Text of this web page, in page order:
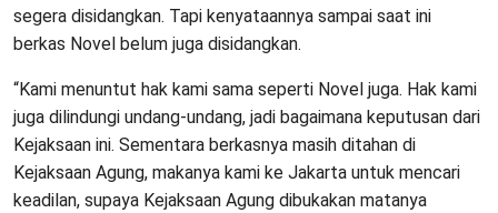
segera disidangkan. Tapi kenyataannya sampai saat ini
berkas Novel belum juga disidangkan.
“Kami menuntut hak kami sama seperti Novel juga. Hak kami
juga dilindungi undang-undang, jadi bagaimana keputusan dari
Kejaksaan ini. Sementara berkasnya masih ditahan di
Kejaksaan Agung, makanya kami ke Jakarta untuk mencari
keadilan, supaya Kejaksaan Agung dibukakan matanya